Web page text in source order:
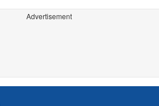
Advertisement